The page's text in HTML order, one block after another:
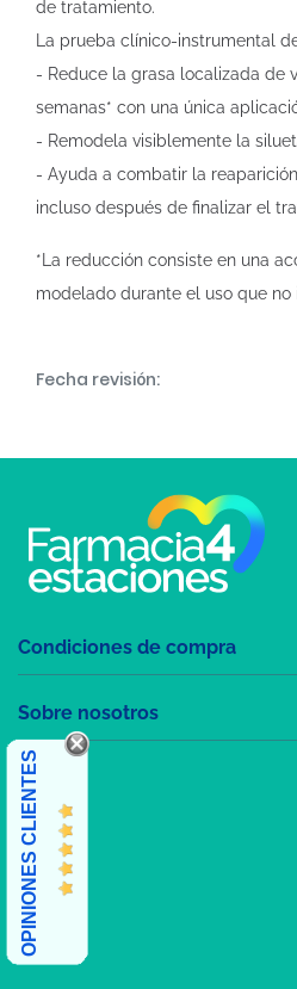
de tratamiento.
La prueba clínico-instrumental
- Reduce la grasa localizada de
semanas* con una única
- Remodela visiblemente la
- Ayuda a combatir la
incluso después de finalizar el
*La reducción consiste en una
modelado durante el uso que
Fecha revisión:
Condiciones de compra
Sobre nosotros
OPINIONES CLIENTES